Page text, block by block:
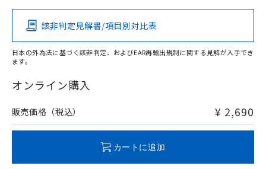
O
在庫等で未対応品が混在する可能性があります。
問い合わせください。
該非判定見解書/項目別対比表
日本の外為法に基づく該非判定、およびEAR再輸出規制に関する見解が入手でき
ます。
オンライン購入
販売価格（税込） ¥ 2,690
カートに追加